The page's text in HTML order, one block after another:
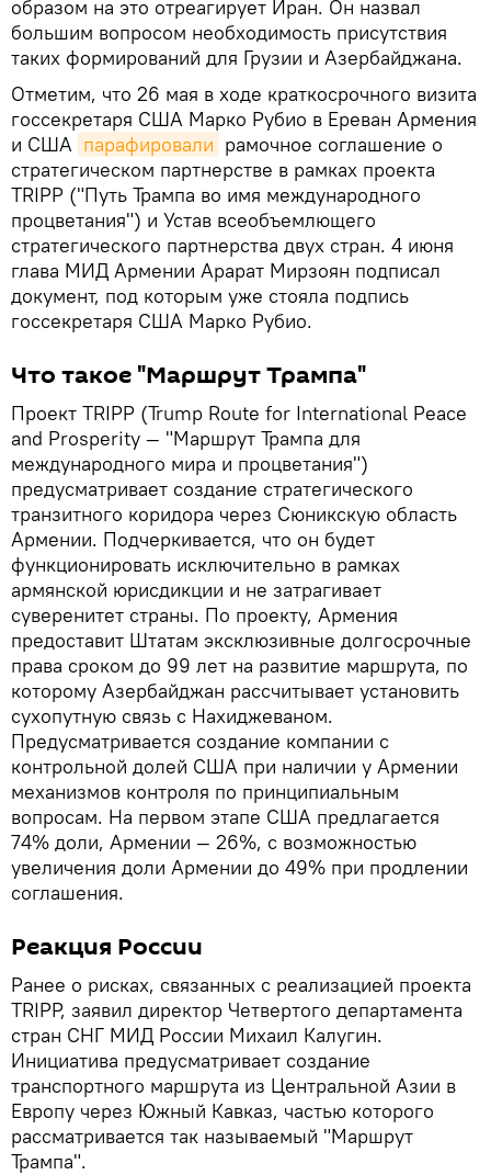
образом на это отреагирует Иран. Он назвал
большим вопросом необходимость присутствия
таких формирований для Грузии и Азербайджана.
Отметим, что 26 мая в ходе краткосрочного визита
госсекретаря США Марко Рубио в Ереван Армения
и США парафировали рамочное соглашение о
стратегическом партнерстве в рамках проекта
TRIPP ("Путь Трампа во имя международного
процветания") и Устав всеобъемлющего
стратегического партнерства двух стран. 4 июня
глава МИД Армении Арарат Мирзоян подписал
документ, под которым уже стояла подпись
госсекретаря США Марко Рубио.
Что такое "Маршрут Трампа"
Проект TRIPP (Trump Route for International Peace
and Prosperity — "Маршрут Трампа для
международного мира и процветания")
предусматривает создание стратегического
транзитного коридора через Сюникскую область
Армении. Подчеркивается, что он будет
функционировать исключительно в рамках
армянской юрисдикции и не затрагивает
суверенитет страны. По проекту, Армения
предоставит Штатам эксклюзивные долгосрочные
права сроком до 99 лет на развитие маршрута, по
которому Азербайджан рассчитывает установить
сухопутную связь с Нахиджеваном.
Предусматривается создание компании с
контрольной долей США при наличии у Армении
механизмов контроля по принципиальным
вопросам. На первом этапе США предлагается
74% доли, Армении — 26%, с возможностью
увеличения доли Армении до 49% при продлении
соглашения.
Реакция России
Ранее о рисках, связанных с реализацией проекта
TRIPP, заявил директор Четвертого департамента
стран СНГ МИД России Михаил Калугин.
Инициатива предусматривает создание
транспортного маршрута из Центральной Азии в
Европу через Южный Кавказ, частью которого
рассматривается так называемый "Маршрут
Трампа".